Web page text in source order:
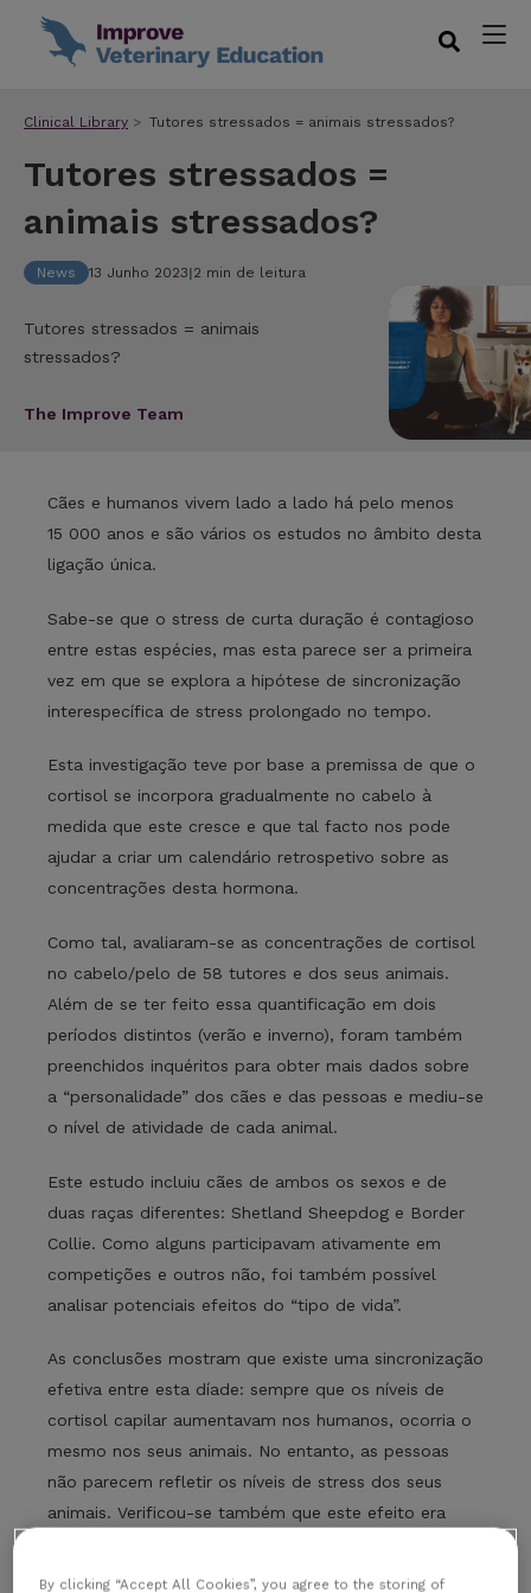
Clinical Library Tutores stressados = animais stressados?
Tutores stressados =
animais stressados?
News 13 Junho 2023|2 min de leitura
Tutores stressados = animais
stressados?
The Improve Team
Cães e humanos vivem lado a lado há pelo menos
15 000 anos e são vários os estudos no âmbito desta
ligação única.
Sabe-se que o stress de curta duração é contagioso
entre estas espécies, mas esta parece ser a primeira
vez em que se explora a hipótese de sincronização
interespecífica de stress prolongado no tempo.
Esta investigação teve por base a premissa de que o
cortisol se incorpora gradualmente no cabelo à
medida que este cresce e que tal facto nos pode
ajudar a criar um calendário retrospetivo sobre as
concentrações desta hormona.
Como tal, avaliaram-se as concentrações de cortisol
no cabelo/pelo de 58 tutores e dos seus animais.
Além de se ter feito essa quantificação em dois
períodos distintos (verão e inverno), foram também
preenchidos inquéritos para obter mais dados sobre
a “personalidade” dos cães e das pessoas e mediu-se
o nível de atividade de cada animal.
Este estudo incluiu cães de ambos os sexos e de
duas raças diferentes: Shetland Sheepdog e Border
Collie. Como alguns participavam ativamente em
competições e outros não, foi também possível
analisar potenciais efeitos do “tipo de vida”.
As conclusões mostram que existe uma sincronização
efetiva entre esta díade: sempre que os níveis de
cortisol capilar aumentavam nos humanos, ocorria o
mesmo nos seus animais. No entanto, as pessoas
não parecem refletir os níveis de stress dos seus
animais. Verificou-se também que este efeito era
quais também demonstravam níveis basais de
By clicking “Accept All Cookies”, you agree to the storing of